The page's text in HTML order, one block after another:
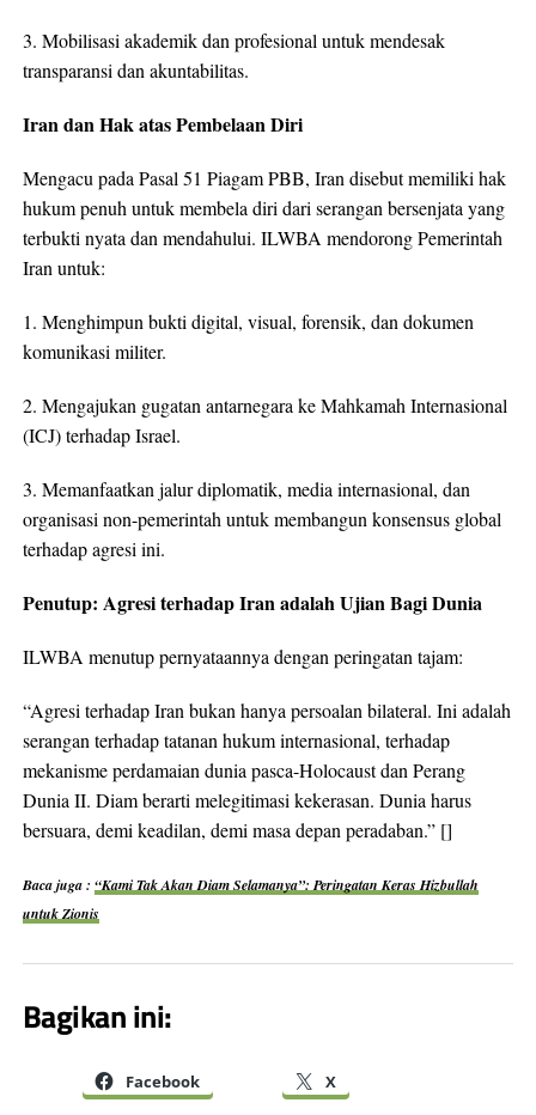
3. Mobilisasi akademik dan profesional untuk mendesak
transparansi dan akuntabilitas.
Iran dan Hak atas Pembelaan Diri
Mengacu pada Pasal 51 Piagam PBB, Iran disebut memiliki hak
hukum penuh untuk membela diri dari serangan bersenjata yang
terbukti nyata dan mendahului. ILWBA mendorong Pemerintah
Iran untuk:
1. Menghimpun bukti digital, visual, forensik, dan dokumen
komunikasi militer.
2. Mengajukan gugatan antarnegara ke Mahkamah Internasional
(ICJ) terhadap Israel.
3. Memanfaatkan jalur diplomatik, media internasional, dan
organisasi non-pemerintah untuk membangun konsensus global
terhadap agresi ini.
Penutup: Agresi terhadap Iran adalah Ujian Bagi Dunia
ILWBA menutup pernyataannya dengan peringatan tajam:
“Agresi terhadap Iran bukan hanya persoalan bilateral. Ini adalah
serangan terhadap tatanan hukum internasional, terhadap
mekanisme perdamaian dunia pasca-Holocaust dan Perang
Dunia II. Diam berarti melegitimasi kekerasan. Dunia harus
bersuara, demi keadilan, demi masa depan peradaban.” []
Baca juga : “Kami Tak Akan Diam Selamanya”: Peringatan Keras Hizbullah
untuk Zionis
Bagikan ini:
Facebook X